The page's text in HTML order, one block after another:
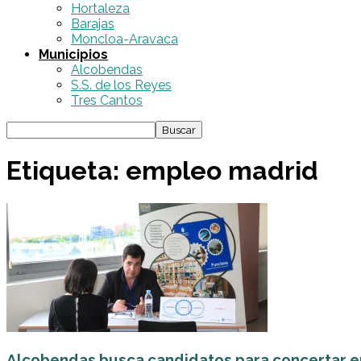
Hortaleza
Barajas
Moncloa-Aravaca
Municipios
Alcobendas
S.S. de los Reyes
Tres Cantos
Etiqueta: empleo madrid